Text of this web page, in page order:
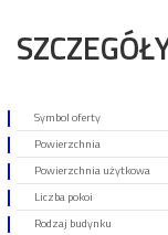
Symbol oferty
Powierzchnia
Powierzchnia użytkowa
Liczba pokoi
Rodzaj budynku